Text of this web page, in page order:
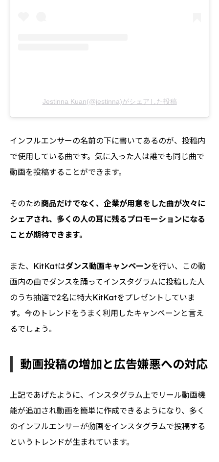
Jestinna Kuan(@jestinna)がシェアした投稿
インフルエンサーの名前の下に書いてあるのが、投稿内
で使用している曲です。気に入った人は誰でも同じ曲で
動画を投稿することができます。
そのため商品だけでなく、企業が用意をした曲が次々に
シェアされ、多くの人の耳に残るプロモーションになる
ことが期待できます。
また、KitKatはダンス動画キャンペーンを行い、この動
画内の曲でダンスを踊ってインスタグラムに投稿した人
のうち抽選で2名に特大KitKatをプレゼントしていま
す。今のトレンドをうまく利用したキャンペーンと言え
るでしょう。
動画投稿の増加と広告嫌悪への対応
上記であげたように、インスタグラム上でリール動画機
能が追加され動画を簡単に作成できるようになり、多く
のインフルエンサーが動画をインスタグラムで投稿する
というトレンドが生まれています。